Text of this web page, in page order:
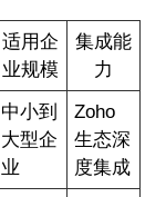
适用企
业规模
集成能
力
中小到
大型企
业
Zoho
生态深
度集成